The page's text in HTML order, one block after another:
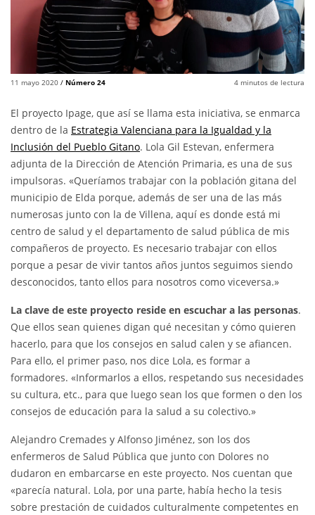
11 mayo 2020 / Número 24 4 minutos de lectura
El proyecto Ipage, que así se llama esta iniciativa, se enmarca
dentro de la Estrategia Valenciana para la Igualdad y la
Inclusión del Pueblo Gitano. Lola Gil Estevan, enfermera
adjunta de la Dirección de Atención Primaria, es una de sus
impulsoras. «Queríamos trabajar con la población gitana del
municipio de Elda porque, además de ser una de las más
numerosas junto con la de Villena, aquí es donde está mi
centro de salud y el departamento de salud pública de mis
compañeros de proyecto. Es necesario trabajar con ellos
porque a pesar de vivir tantos años juntos seguimos siendo
desconocidos, tanto ellos para nosotros como viceversa.»
La clave de este proyecto reside en escuchar a las personas.
Que ellos sean quienes digan qué necesitan y cómo quieren
hacerlo, para que los consejos en salud calen y se afiancen.
Para ello, el primer paso, nos dice Lola, es formar a
formadores. «Informarlos a ellos, respetando sus necesidades
su cultura, etc., para que luego sean los que formen o den los
consejos de educación para la salud a su colectivo.»
Alejandro Cremades y Alfonso Jiménez, son los dos
enfermeros de Salud Pública que junto con Dolores no
dudaron en embarcarse en este proyecto. Nos cuentan que
«parecía natural. Lola, por una parte, había hecho la tesis
sobre prestación de cuidados culturalmente competentes en